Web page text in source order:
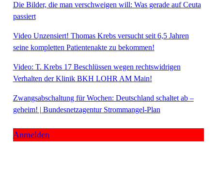
Die Bilder, die man verschweigen will: Was gerade auf Ceuta
passiert
Video Unzensiert! Thomas Krebs versucht seit 6,5 Jahren
seine kompletten Patientenakte zu bekommen!
Video: T. Krebs 17 Beschlüssen wegen rechtswidrigen
Verhalten der Klinik BKH LOHR AM Main!
Zwangsabschaltung für Wochen: Deutschland schaltet ab –
geheim! | Bundesnetzagentur Strommangel-Plan
Anmelden